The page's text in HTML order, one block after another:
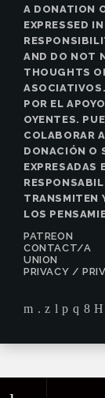
A DONATION
EXPRESSED
AND DO NOT
THOUGHTS
POR EL
OYENTES.
COLABORAR
DONACIÓN O
EXPRESADAS
TRANSMITEN
LOS
PATREON
CONTACT/A
UNION
PRIVACY /